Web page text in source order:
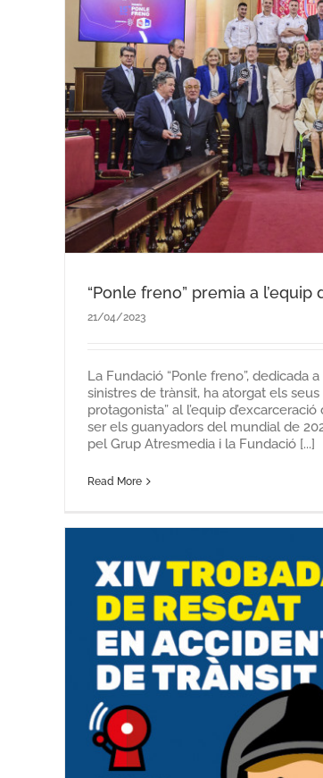
“Ponle freno” premia a l’equip
21/04/2023
La Fundació “Ponle freno”, dedicada
sinistres de trànsit, ha atorgat els
protagonista” al l’equip
ser els guanyadors del mundial de
pel Grup Atresmedia i la Fundació [...]
Read More
L’equip de Gandia,
interna de Rescats
Comenex